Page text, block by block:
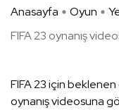
Anasayfa Oyun
FIFA 23 oynanış
FIFA 23 için beklenen
oynanış videosuna